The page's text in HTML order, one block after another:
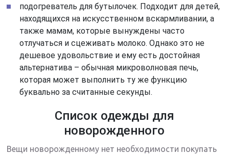
подогреватель для бутылочек. Подходит для детей,
находящихся на искусственном вскармливании, а
также мамам, которые вынуждены часто
отлучаться и сцеживать молоко. Однако это не
дешевое удовольствие и ему есть достойная
альтернатива – обычная микроволновая печь,
которая может выполнить ту же функцию
буквально за считанные секунды.
Список одежды для
новорожденного
Вещи новорожденному нет необходимости покупать